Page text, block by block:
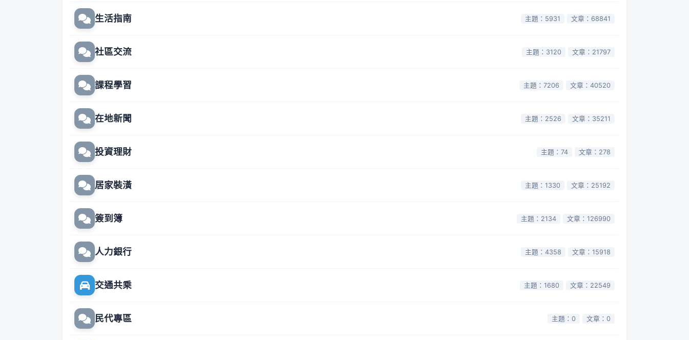
生活指南 主題：5931 文章：68841
社區交流 主題：3120 文章：21797
課程學習 主題：7206 文章：40520
在地新聞 主題：2526 文章：35211
投資理財 主題：74 文章：278
居家裝潢 主題：1330 文章：25192
簽到簿 主題：2134 文章：126990
人力銀行 主題：4358 文章：15918
交通共乘 主題：1680 文章：22549
民代專區 主題：0 文章：0